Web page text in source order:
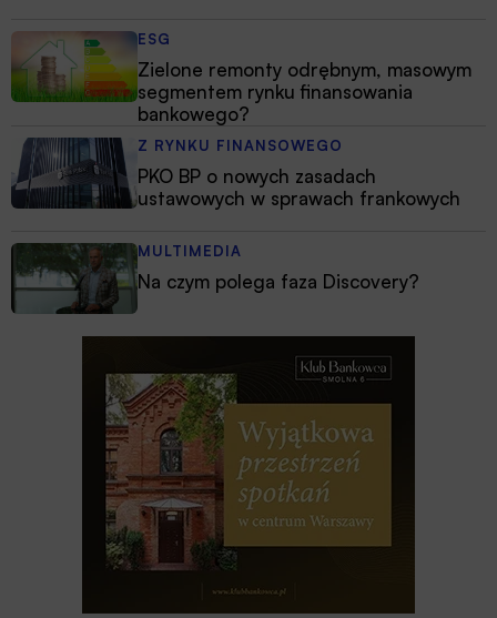
ESG
Zielone remonty odrębnym, masowym
segmentem rynku finansowania
bankowego?
Z RYNKU FINANSOWEGO
PKO BP o nowych zasadach
ustawowych w sprawach frankowych
MULTIMEDIA
Na czym polega faza Discovery?